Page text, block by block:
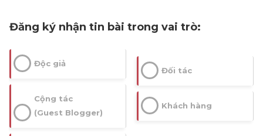
Đăng ký nhận tin bài trong vai trò:
Độc giả
Cộng tác
(Guest Blogger)
Đối tác
Khách hàng